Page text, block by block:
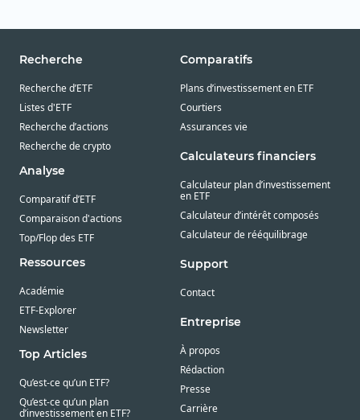
Recherche
Recherche d’ETF
Listes d'ETF
Recherche d’actions
Recherche de crypto
Analyse
Comparatif d’ETF
Comparaison d'actions
Top/Flop des ETF
Ressources
Académie
ETF-Explorer
Newsletter
Top Articles
Qu’est-ce qu’un ETF?
Qu’est-ce qu’un plan
d’investissement en ETF?
Comparatifs
Plans d’investissement en ETF
Courtiers
Assurances vie
Calculateurs financiers
Calculateur plan d’investissement
en ETF
Calculateur d’intérêt composés
Calculateur de rééquilibrage
Support
Contact
Entreprise
À propos
Rédaction
Presse
Carrière